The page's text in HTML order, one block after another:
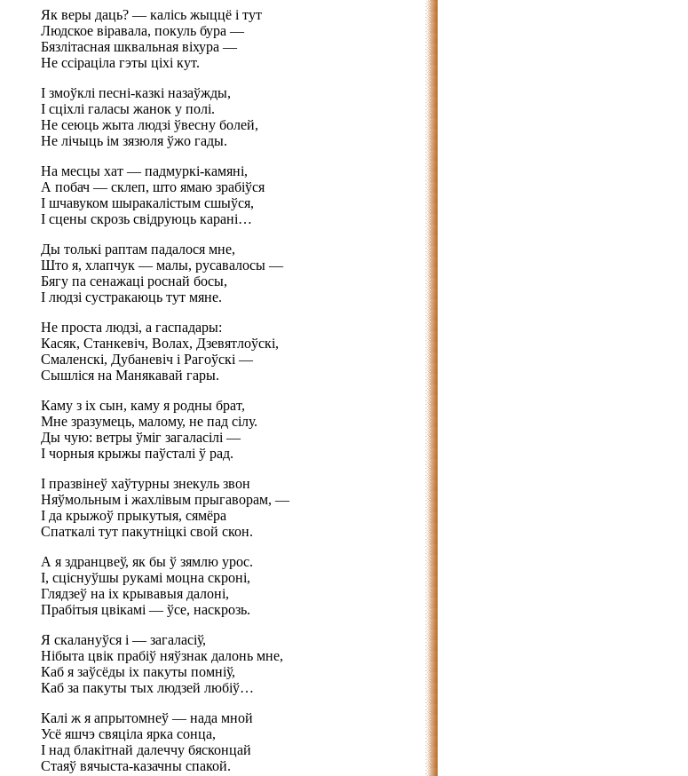
Як веры даць? — калісь жыццё і тут
Людское віравала, покуль бура —
Бязлітасная шквальная віхура —
Не ссіраціла гэты ціхі кут.
І змоўклі песні-казкі назаўжды,
І сціхлі галасы жанок у полі.
Не сеюць жыта людзі ўвесну болей,
Не лічыць ім зязюля ўжо гады.
На месцы хат — падмуркі-камяні,
А побач — склеп, што ямаю зрабіўся
І шчавуком шыракалістым сшыўся,
І сцены скрозь свідруюць карані…
Ды толькі раптам падалося мне,
Што я, хлапчук — малы, русавалосы —
Бягу па сенажаці роснай босы,
І людзі сустракаюць тут мяне.
Не проста людзі, а гаспадары:
Касяк, Станкевіч, Волах, Дзевятлоўскі,
Смаленскі, Дубаневіч і Рагоўскі —
Сышліся на Манякавай гары.
Каму з іх сын, каму я родны брат,
Мне зразумець, малому, не пад сілу.
Ды чую: ветры ўміг загаласілі —
І чорныя крыжы паўсталі ў рад.
І празвінеў хаўтурны знекуль звон
Няўмольным і жахлівым прыгаворам, —
І да крыжоў прыкутыя, сямёра
Спаткалі тут пакутніцкі свой скон.
А я здранцвеў, як бы ў зямлю урос.
І, сціснуўшы рукамі моцна скроні,
Глядзеў на іх крывавыя далоні,
Прабітыя цвікамі — ўсе, наскрозь.
Я скалануўся і — загаласіў,
Нібыта цвік прабіў няўзнак далонь мне,
Каб я заўсёды іх пакуты помніў,
Каб за пакуты тых людзей любіў…
Калі ж я апрытомнеў — нада мной
Усё яшчэ свяціла ярка сонца,
І над блакітнай далеччу бясконцай
Стаяў вячыста-казачны спакой.